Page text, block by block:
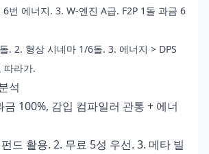
번 에너지. 3. W-엔진 A급. F2P 1돌 과금 6
. 2. 형상 시네마 1/6돌. 3. 에너지 > DPS
따라가.
석
금 100%, 감입 컴파일러 관통 + 에너
드 활용. 2. 무료 5성 우선. 3. 메타 빌